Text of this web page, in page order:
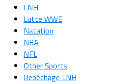
LNH
Lutte WWE
Natation
NBA
NFL
Other Sports
Repêchage LNH